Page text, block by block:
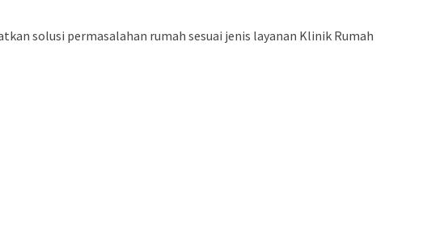
solusi permasalahan rumah sesuai jenis layanan Klinik Rumah